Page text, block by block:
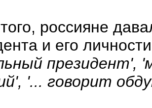
россияне
и его
президент',
'... говорит